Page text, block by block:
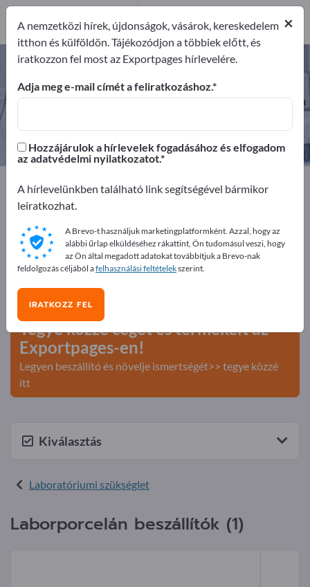
Laborporcelán – gyártók és
beszállítók keresése
1
Gyártók
Exportpages
Orvostudomány és laboratórium
Laboratóriumi szükséglet
Laborporcelán
Hirdessen ingyen az Exportpages-
en!
Tegye közzé cégét és termékeit az
Exportpages-en!
Legyen beszállító és növelje ismertségét>> tegye közzé
itt
Kiválasztás
Laboratóriumi szükséglet
Laborporcelán beszállítók (1)
×
A nemzetközi hírek, újdonságok, vásárok, kereskedelem
itthon és külföldön. Tájékozódjon a többiek előtt, és
iratkozzon fel most az Exportpages hírlevelére.
Adja meg e-mail címét a feliratkozáshoz.
Hozzájárulok a hírlevelek fogadásához és elfogadom
az adatvédelmi nyilatkozatot.
A hírlevelünkben található link segítségével bármikor
leiratkozhat.
A Brevo-t használjuk marketingplatformként. Azzal, hogy az
alábbi űrlap elküldéséhez rákattint, Ön tudomásul veszi, hogy
az Ön által megadott adatokat továbbítjuk a Brevo-nak
feldolgozás céljából afelhasználási feltételekszerint.
IRATKOZZ FEL